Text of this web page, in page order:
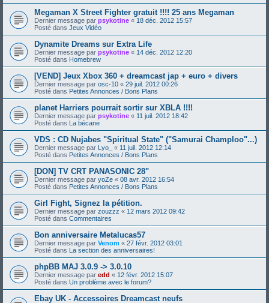
Megaman X Street Fighter gratuit !!!! 25 ans Megaman
Dernier message par psykotine « 18 déc. 2012 15:57
Posté dans Jeux Vidéo
Dynamite Dreams sur Extra Life
Dernier message par psykotine « 14 déc. 2012 12:20
Posté dans Homebrew
[VEND] Jeux Xbox 360 + dreamcast jap + euro + divers
Dernier message par osc-10 « 29 juil. 2012 00:26
Posté dans Petites Annonces / Bons Plans
planet Harriers pourrait sortir sur XBLA !!!!
Dernier message par psykotine « 11 juil. 2012 18:42
Posté dans La bécane
VDS : CD Nujabes "Spiritual State" ("Samurai Champloo"...)
Dernier message par Lyo_ « 11 juil. 2012 12:14
Posté dans Petites Annonces / Bons Plans
[DON] TV CRT PANASONIC 28"
Dernier message par yoZe « 08 avr. 2012 16:54
Posté dans Petites Annonces / Bons Plans
Girl Fight, Signez la pétition.
Dernier message par zouzzz « 12 mars 2012 09:42
Posté dans Commentaires
Bon anniversaire Metalucas57
Dernier message par Venom « 27 févr. 2012 03:01
Posté dans La section des anniversaires!
phpBB MAJ 3.0.9 -> 3.0.10
Dernier message par edd « 12 févr. 2012 15:07
Posté dans Un problème avec le forum?
Ebay UK - Accessoires Dreamcast neufs